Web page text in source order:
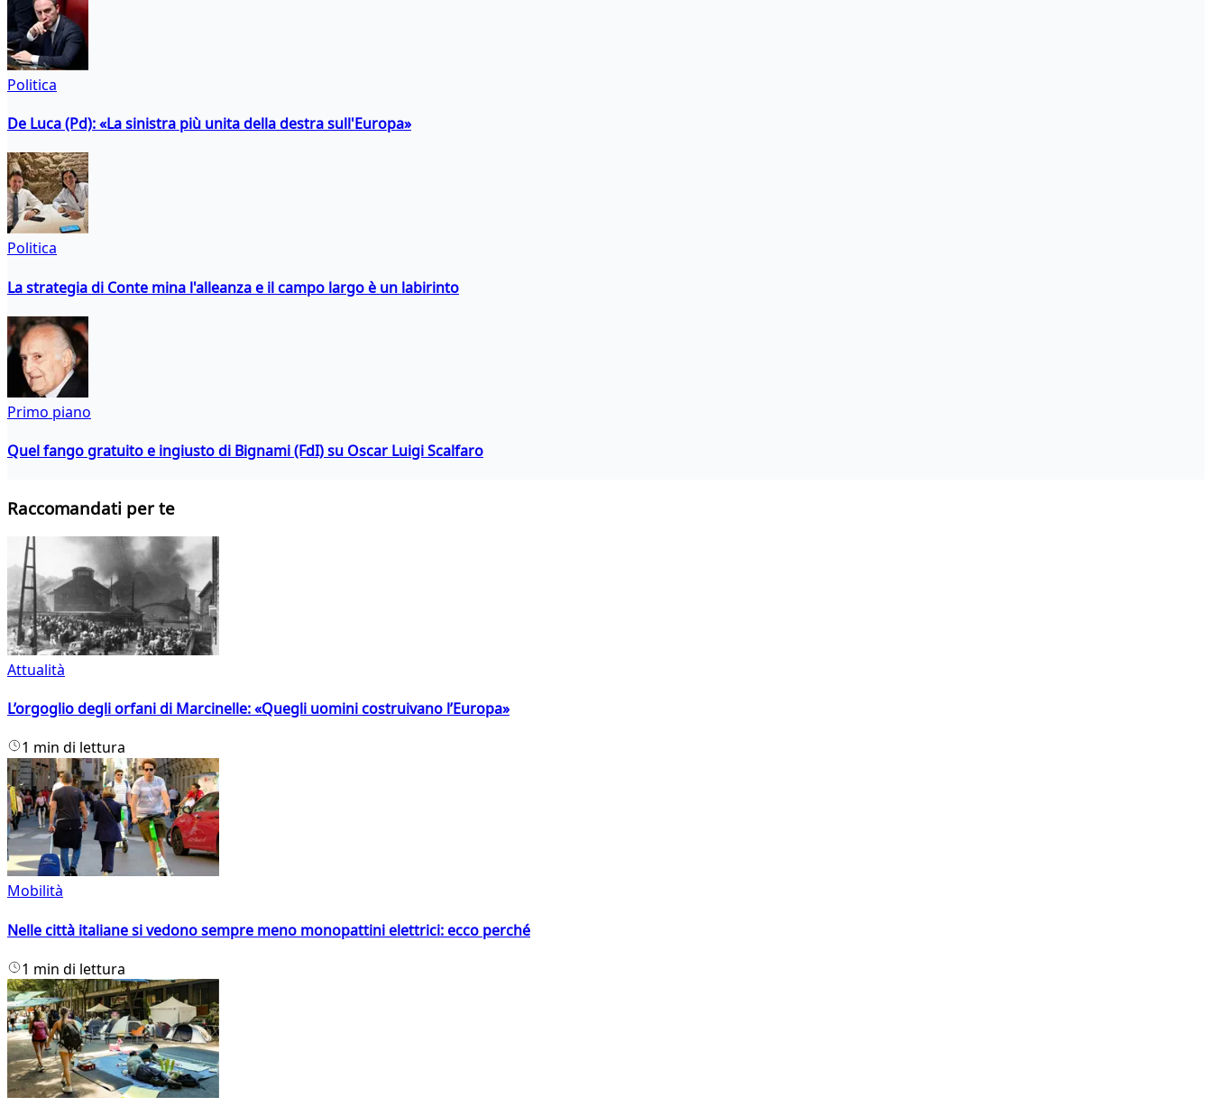
Politica
De Luca (Pd): «La sinistra più unita della destra sull'Europa»
Politica
La strategia di Conte mina l'alleanza e il campo largo è un labirinto
Primo piano
Quel fango gratuito e ingiusto di Bignami (FdI) su Oscar Luigi Scalfaro
Raccomandati per te
Attualità
L’orgoglio degli orfani di Marcinelle: «Quegli uomini costruivano l’Europa»
1 min di lettura
Mobilità
Nelle città italiane si vedono sempre meno monopattini elettrici: ecco perché
1 min di lettura